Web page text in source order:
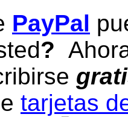
PayPal
?
tarjetas